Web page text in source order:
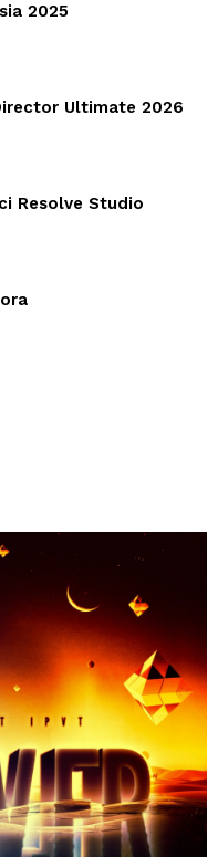
2025
Ultimate 2026
Resolve Studio